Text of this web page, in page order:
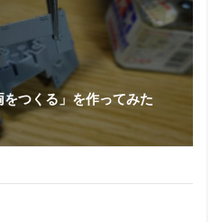
をつくる」を作ってみた